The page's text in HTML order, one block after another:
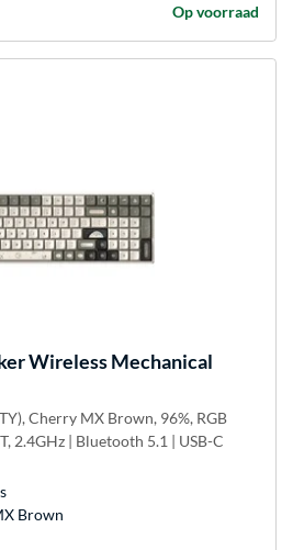
Op voorraad
Wireless Mechanical
Cherry MX Brown, 96%, RGB
2.4GHz | Bluetooth 5.1 | USB-C
Brown